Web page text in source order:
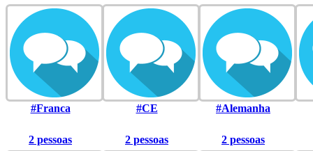
#Franca #CE #Alemanha
2 pessoas 2 pessoas 2 pessoas